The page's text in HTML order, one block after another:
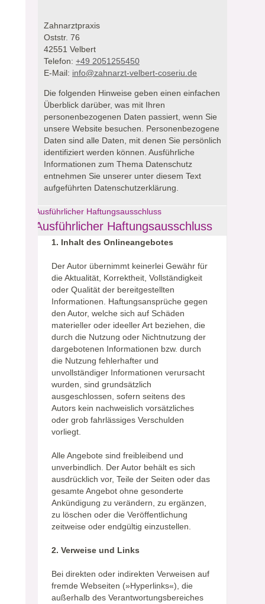
Zahnarztpraxis
Oststr. 76
42551 Velbert
Telefon: +49 2051255450
E-Mail: info@zahnarzt-velbert-coseriu.de
Die folgenden Hinweise geben einen einfachen
Überblick darüber, was mit Ihren
personenbezogenen Daten passiert, wenn Sie
unsere Website besuchen. Personenbezogene
Daten sind alle Daten, mit denen Sie persönlich
identifiziert werden können. Ausführliche
Informationen zum Thema Datenschutz
entnehmen Sie unserer unter diesem Text
aufgeführten Datenschutzerklärung.
Ausführlicher Haftungsausschluss
Ausführlicher Haftungsausschluss
1. Inhalt des Onlineangebotes
Der Autor übernimmt keinerlei Gewähr für
die Aktualität, Korrektheit, Vollständigkeit
oder Qualität der bereitgestellten
Informationen. Haftungsansprüche gegen
den Autor, welche sich auf Schäden
materieller oder ideeller Art beziehen, die
durch die Nutzung oder Nichtnutzung der
dargebotenen Informationen bzw. durch
die Nutzung fehlerhafter und
unvollständiger Informationen verursacht
wurden, sind grundsätzlich
ausgeschlossen, sofern seitens des
Autors kein nachweislich vorsätzliches
oder grob fahrlässiges Verschulden
vorliegt.
Alle Angebote sind freibleibend und
unverbindlich. Der Autor behält es sich
ausdrücklich vor, Teile der Seiten oder das
gesamte Angebot ohne gesonderte
Ankündigung zu verändern, zu ergänzen,
zu löschen oder die Veröffentlichung
zeitweise oder endgültig einzustellen.
2. Verweise und Links
Bei direkten oder indirekten Verweisen auf
fremde Webseiten (»Hyperlinks«), die
außerhalb des Verantwortungsbereiches